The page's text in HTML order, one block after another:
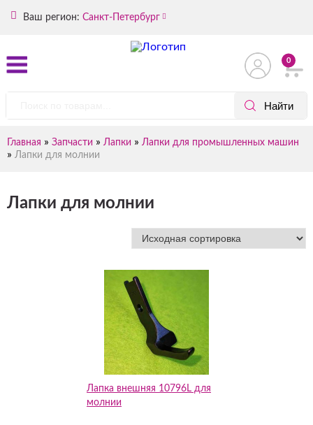
Ваш регион: Санкт-Петербург
0
Главная » Запчасти » Лапки » Лапки для промышленных машин
» Лапки для молнии
Лапки для молнии
Лапка внешняя 10796L для
молнии